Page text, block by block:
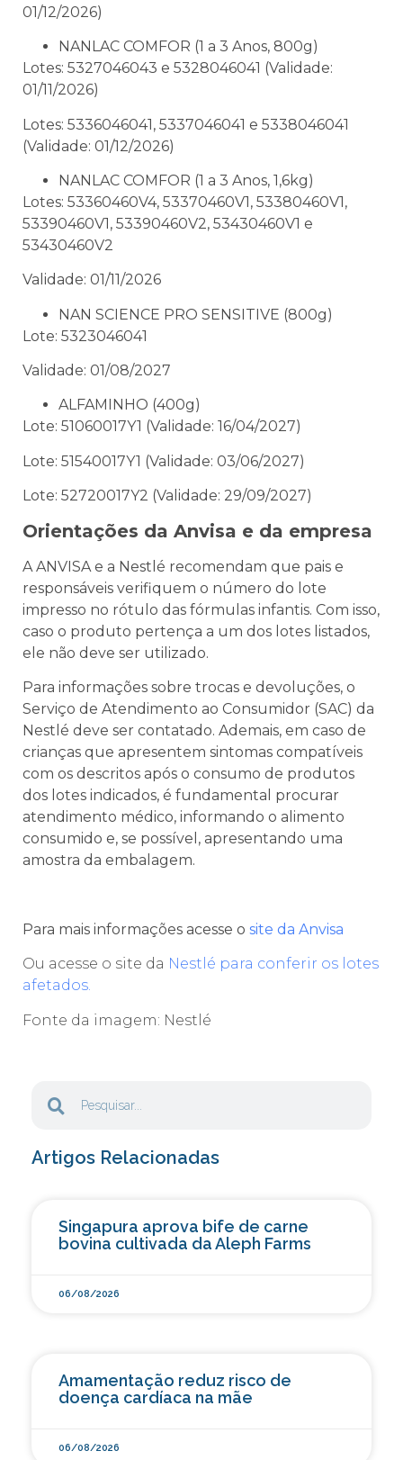
01/12/2026)
NANLAC COMFOR (1 a 3 Anos, 800g)
Lotes: 5327046043 e 5328046041 (Validade:
01/11/2026)
Lotes: 5336046041, 5337046041 e 5338046041
(Validade: 01/12/2026)
NANLAC COMFOR (1 a 3 Anos, 1,6kg)
Lotes: 53360460V4, 53370460V1, 53380460V1,
53390460V1, 53390460V2, 53430460V1 e
53430460V2
Validade: 01/11/2026
NAN SCIENCE PRO SENSITIVE (800g)
Lote: 5323046041
Validade: 01/08/2027
ALFAMINHO (400g)
Lote: 51060017Y1 (Validade: 16/04/2027)
Lote: 51540017Y1 (Validade: 03/06/2027)
Lote: 52720017Y2 (Validade: 29/09/2027)
Orientações da Anvisa e da empresa
A ANVISA e a Nestlé recomendam que pais e
responsáveis verifiquem o número do lote
impresso no rótulo das fórmulas infantis. Com isso,
caso o produto pertença a um dos lotes listados,
ele não deve ser utilizado.
Para informações sobre trocas e devoluções, o
Serviço de Atendimento ao Consumidor (SAC) da
Nestlé deve ser contatado. Ademais, em caso de
crianças que apresentem sintomas compatíveis
com os descritos após o consumo de produtos
dos lotes indicados, é fundamental procurar
atendimento médico, informando o alimento
consumido e, se possível, apresentando uma
amostra da embalagem.
Para mais informações acesse o site da Anvisa
Ou acesse o site da Nestlé para conferir os lotes
afetados.
Fonte da imagem: Nestlé
Artigos Relacionadas
Singapura aprova bife de carne
bovina cultivada da Aleph Farms
06/08/2026
Amamentação reduz risco de
doença cardíaca na mãe
06/08/2026